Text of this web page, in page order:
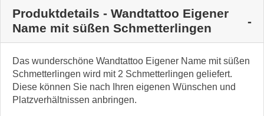
Produktdetails - Wandtattoo Eigener
Name mit süßen Schmetterlingen
Das wunderschöne Wandtattoo Eigener Name mit süßen
Schmetterlingen wird mit 2 Schmetterlingen geliefert.
Diese können Sie nach Ihren eigenen Wünschen und
Platzverhältnissen anbringen.